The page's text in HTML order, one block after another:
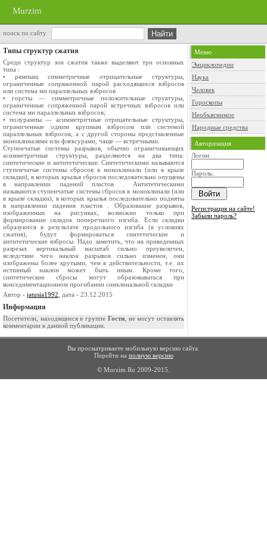
Murzim
поиск по сайту
Типы структур сжатия
Среди структур зон сжатия также выделяют три основных
типа :
• рампыщ симметричные отрицательные структуры,
ограничен­ные сопряженной парой расходящихся взбросов
или система­ ми параллельных взбросов
• горсты — симметричные положительные структуры,
ограни­ченные сопряженной парой встречных взбросов или
система­ ми параллельных взбросов;
• полурампы — асимметричные отрицательные структуры,
огра­ниченные одним крупным взбросом или системой
параллель­ных взбросов, а с другой стороны представленные
моноклина­лями или флексурами, чаще — встречными.
Ступенчатые системы разрывов, обычно ограничивающих
асимме­тричные структуры, разделяются на два типа:
синтетические и антите­тические. Синтетическими называются
ступенчатые системы сбросов в моноклинали (или в крыле
складки), в которых крылья сбросов после­довательно опущены
в направлении падений пластов . Антите­тическими
называются ступенчатые системы сбросов в моноклинали (или
в крыле складки), в которых крылья последовательно подняты
в направ­лении падения пластов . Образование разрывов,
изображен­ных на рисунках, возможно только при
формировании складок попереч­ного изгиба. Если складки
образуются в результате продольного изгиба (в условиях
сжатия), будут формироваться синтетические и
антитетические взбросы. Надо заметить, что на приведенных
разрезах вертикальный мас­штаб сильно преувеличен,
вследствие чего наклон разрывов сильно изменен, они
изображены более крутыми, чем в действительности, т.е. их
истинный наклон может быть иным. Кроме того,
синтетические сбросы могут образовываться при
конседиментационном прогибании синкли­нальной складки
Автор - jatusia1992 , дата - 23.12.2015
Информация
Посетители, находящиеся в группе Гости, не могут оставлять
комментарии к данной публикации.
Меню
Энциклопедии
Наука
Человек
Гороскопы
Необъяснимое
Народные средства
Авторизация
Логин:
Пароль:
Регистрация на сайте!
Забыли пароль?
Вы просматриваете мобильную версию сайта.
Перейти на полную версию
© Murzim.Ru 2009-2015.